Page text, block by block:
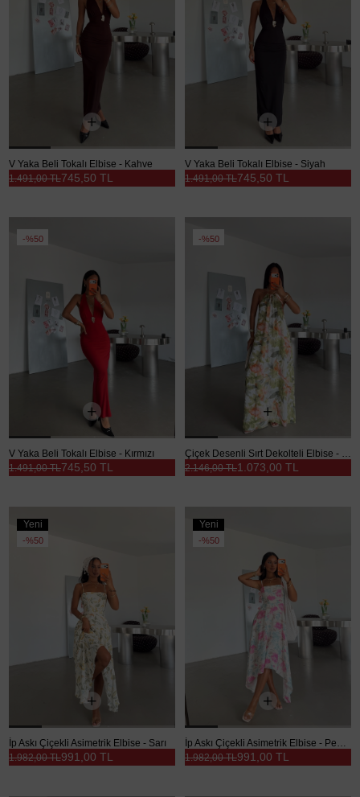
V Yaka Beli Tokalı Elbise - Kahve
745,50 TL
1.491,00 TL
V Yaka Beli Tokalı Elbise - Siyah
745,50 TL
1.491,00 TL
%50
V Yaka Beli Tokalı Elbise - Kırmızı
745,50 TL
1.491,00 TL
%50
Çiçek Desenli Sırt Dekolteli Elbise - Yeşil
1.073,00 TL
2.146,00 TL
Yeni
Ürün
%50
İp Askı Çiçekli Asimetrik Elbise - Sarı
991,00 TL
1.982,00 TL
Yeni
Ürün
%50
İp Askı Çiçekli Asimetrik Elbise - Pembe
991,00 TL
1.982,00 TL